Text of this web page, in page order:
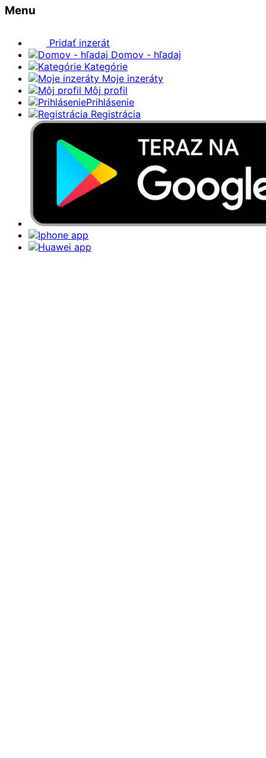
Menu
Pridať inzerát
Domov - hľadaj
Kategórie
Moje inzeráty
Môj profil
Prihlásenie
Registrácia